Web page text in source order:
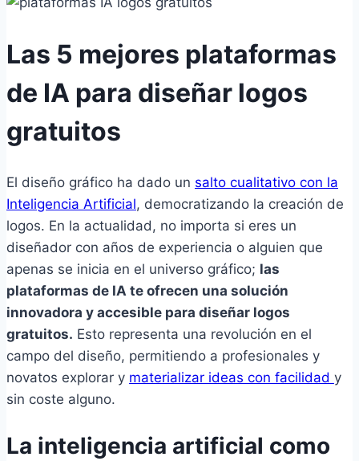
Las 5 mejores plataformas
de IA para diseñar logos
gratuitos
El diseño gráfico ha dado un salto cualitativo con la
Inteligencia Artificial, democratizando la creación de
logos. En la actualidad, no importa si eres un
diseñador con años de experiencia o alguien que
apenas se inicia en el universo gráfico; las
plataformas de IA te ofrecen una solución
innovadora y accesible para diseñar logos
gratuitos. Esto representa una revolución en el
campo del diseño, permitiendo a profesionales y
novatos explorar y materializar ideas con facilidad y
sin coste alguno.
La inteligencia artificial como